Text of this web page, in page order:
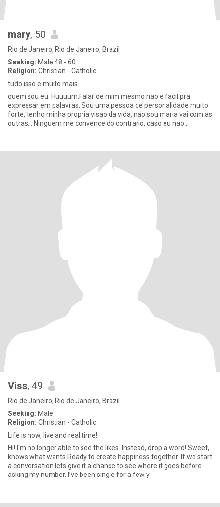
mary, 50
Rio de Janeiro, Rio de Janeiro, Brazil
Seeking: Male 48 - 60
Religion: Christian - Catholic
tudo isso e muito mais
quem sou eu: Huuuum.Falar de mim mesmo nao e facil pra
expressar em palavras. Sou uma pessoa de personalidade muito
forte, tenho minha propria visao da vida, nao sou maria vai com as
outras... Ninguem me convence do contrario, caso eu nao
Viss, 49
Rio de Janeiro, Rio de Janeiro, Brazil
Seeking: Male
Religion: Christian - Catholic
Life is now, live and real time!
Hi! I'm no longer able to see the likes. Instead, drop a word! Sweet,
knows what wants Ready to create happiness together. If we start
a conversation lets give it a chance to see where it goes before
asking my number. I’ve been single for a few y